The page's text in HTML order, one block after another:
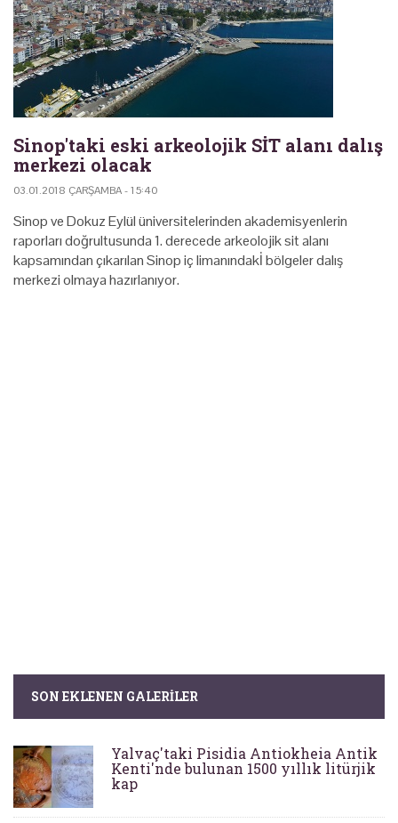
Sinop'taki eski arkeolojik SİT alanı dalış
merkezi olacak
03.01.2018 ÇARŞAMBA - 15:40
Sinop ve Dokuz Eylül üniversitelerinden akademisyenlerin
raporları doğrultusunda 1. derecede arkeolojik sit alanı
kapsamından çıkarılan Sinop iç limanındakİ bölgeler dalış
merkezi olmaya hazırlanıyor.
SON EKLENEN GALERILER
Yalvaç'taki Pisidia Antiokheia Antik
Kenti'nde bulunan 1500 yıllık litürjik
kap